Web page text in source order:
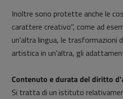
Inoltre sono protette anche le
carattere creativo", come ad
un'altra lingua, le trasformazioni
artistica in un'altra, gli
Contenuto e durata del diritto
Si tratta di un istituto